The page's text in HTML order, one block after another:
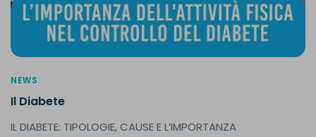
NEWS
Il Diabete
IL DIABETE: TIPOLOGIE, CAUSE E L’IMPORTANZA